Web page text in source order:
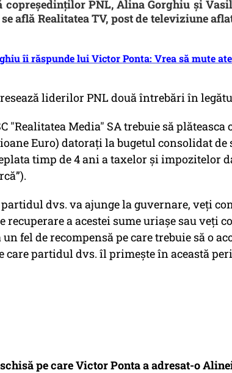
copreședinților PNL, Alina Gorghiu și
află Realitatea TV, post de televiziune
îi răspunde lui Victor Ponta: Vrea să mute
liderilor PNL două întrebări în
"Realitatea Media" SA trebuie să
Euro) datorați la bugetul consolidat de
timp de 4 ani a taxelor și impozitelor
dvs. va ajunge la guvernare, veți
recuperare a acestei sume uriașe sau veți
un fel de recompensă pe care trebuie să o
partidul dvs. îl primește în această
pe care Victor Ponta a adresat-o